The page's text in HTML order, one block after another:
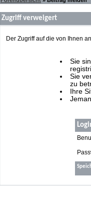
Zugriff verweigert
Der Zugriff auf die von Ihnen
Sie
Sie
zu
Ihre